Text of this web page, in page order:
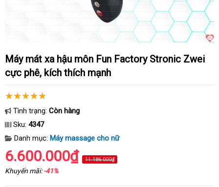
Máy mát xa hậu môn Fun Factory Stronic Zwei
cực phê, kích thích mạnh
Tình trạng: Còn hàng
Sku: 4347
Danh mục: Máy massage cho nữ
6.600.000₫ 11.186.000₫
Khuyến mãi:-41%